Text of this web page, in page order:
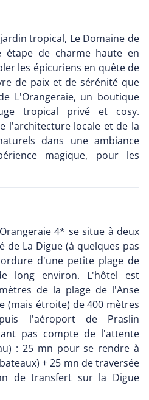
tropical, Le Domaine de
étape de charme haute en
les épicuriens en quête de
de paix et de sérénité que
L'Orangeraie, un boutique
tropical privé et cosy.
l'architecture locale et de la
dans une ambiance
magique, pour les
4* se situe à deux
La Digue (à quelques pas
d'une petite plage de
long environ. L'hôtel est
de la plage de l'Anse
(mais étroite) de 400 mètres
l'aéroport de Praslin
pas compte de l'attente
: 25 mn pour se rendre à
+ 25 mn de traversée
de transfert sur la Digue